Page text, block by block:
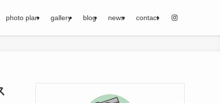
photo plan gallery blog news contact